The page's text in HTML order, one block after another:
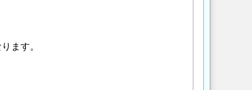
ます。